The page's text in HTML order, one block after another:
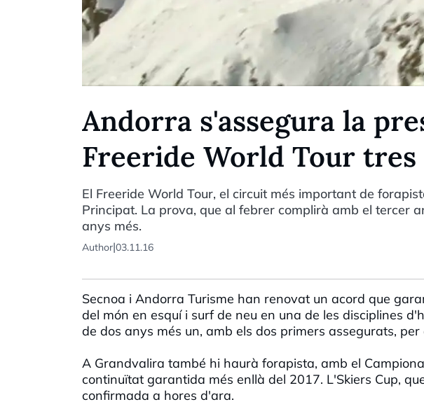
Andorra s'assegura la
Freeride World Tour tres
El Freeride World Tour, el circuit més important de
Principat. La prova, que al febrer complirà amb el tercer
anys més.
Author|03.11.16
Secnoa i Andorra Turisme han renovat un acord que
del món en esquí i surf de neu en una de les disciplines
de dos anys més un, amb els dos primers assegurats, per
A Grandvalira també hi haurà forapista, amb el
continuïtat garantida més enllà del 2017. L'Skiers Cup,
confirmada a hores d'ara.